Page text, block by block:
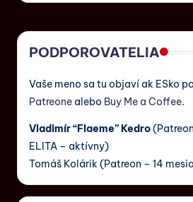
PODPOROVATELIA
Vaše meno sa tu objaví ak ESko
Patreone alebo Buy Me a Coffee.
Vladimír “Flaeme” Kedro
ELITA – aktívny)
Tomáš Kolárik (Patreon – 14